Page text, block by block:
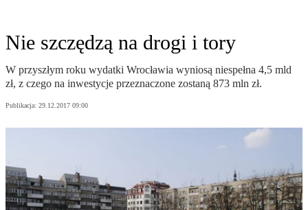
Nie szczędzą na drogi i tory
W przyszłym roku wydatki Wrocławia wyniosą niespełna 4,5 mld
zł, z czego na inwestycje przeznaczone zostaną 873 mln zł.
Publikacja: 29.12.2017 09:00